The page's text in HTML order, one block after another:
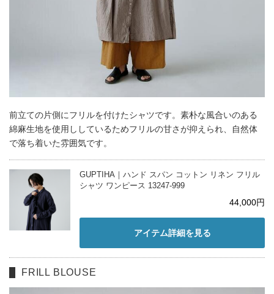
前立ての片側にフリルを付けたシャツです。素朴な風合いのある
綿麻生地を使用ししているためフリルの甘さが抑えられ、自然体
で落ち着いた雰囲気です。
GUPTIHA｜ハンド スパン コットン リネン フリル
シャツ ワンピース 13247-999
44,000円
アイテム詳細を見る
FRILL BLOUSE